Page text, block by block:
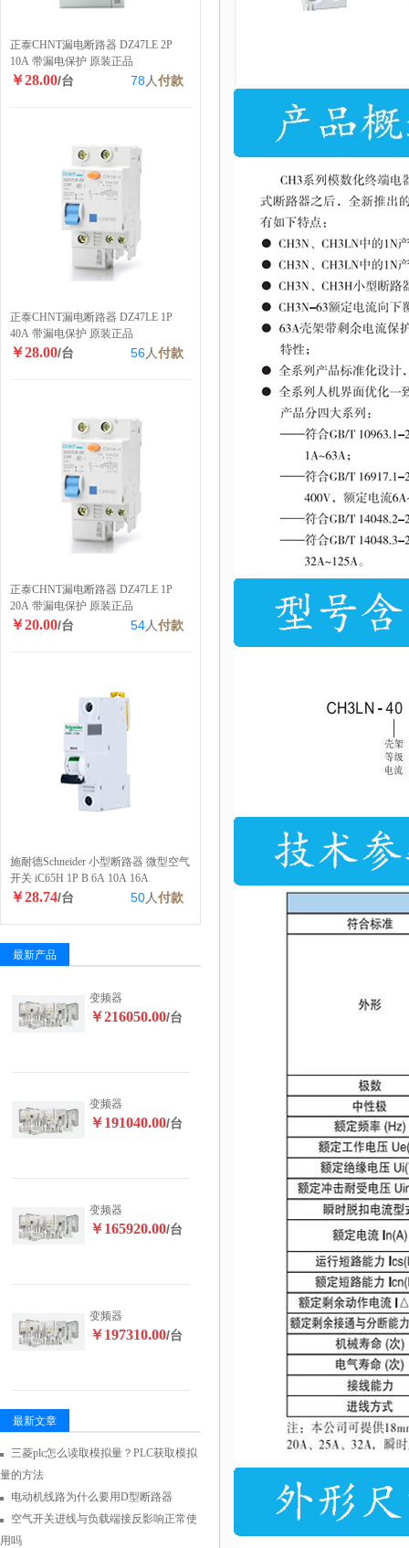
正泰CHNT漏电断路器 DZ47LE 2P
10A 带漏电保护 原装正品
￥28.00/台 78 人付款
正泰CHNT漏电断路器 DZ47LE 1P
40A 带漏电保护 原装正品
￥28.00/台 56人付款
正泰CHNT漏电断路器 DZ47LE 1P
20A 带漏电保护 原装正品
￥20.00/台 54人付款
施耐德Schneider 小型断路器 微型空气
开关 iC65H 1P B 6A 10A 16A
￥28.74/台 50人付款
最新产品
变频器
￥216050.00/台
变频器
￥191040.00/台
变频器
￥165920.00/台
变频器
￥197310.00/台
最新文章
三菱plc怎么读取模拟量？PLC获取模拟
量的方法
电动机线路为什么要用D型断路器
空气开关进线与负载端接反影响正常使
用吗